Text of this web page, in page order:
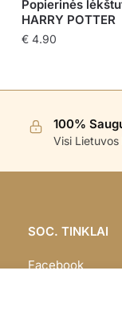
Popierinės
HARRY POTTER
€ 4.90
100%
Visi
SOC. TINKLAI
Facebook